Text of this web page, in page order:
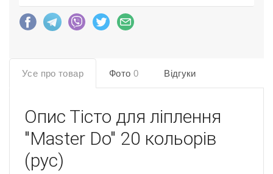
Усе про товар Фото 0 Відгуки
Опис Тісто для ліплення
"Master Do" 20 кольорів
(рус)